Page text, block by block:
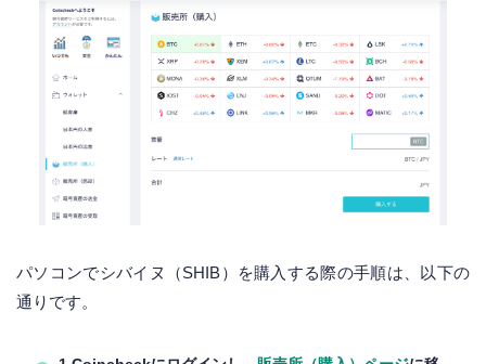
パソコンでシバイヌ（SHIB）を購入する際の手順は、以下の
通りです。